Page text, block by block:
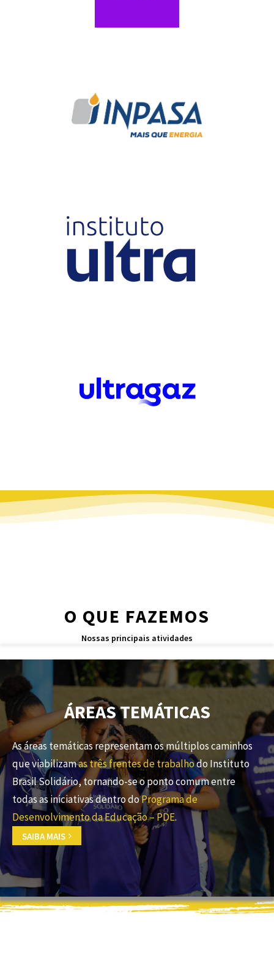
O QUE FAZEMOS
Nossas principais atividades
ÁREAS TEMÁTICAS
As áreas temáticas representam os múltiplos caminhos
que viabilizamas três frentes de trabalhodo Instituto
Brasil Solidário, tornando-se o ponto comum entre
todas as iniciativas dentro doPrograma de
Desenvolvimento da Educação – PDE.
SAIBA MAIS